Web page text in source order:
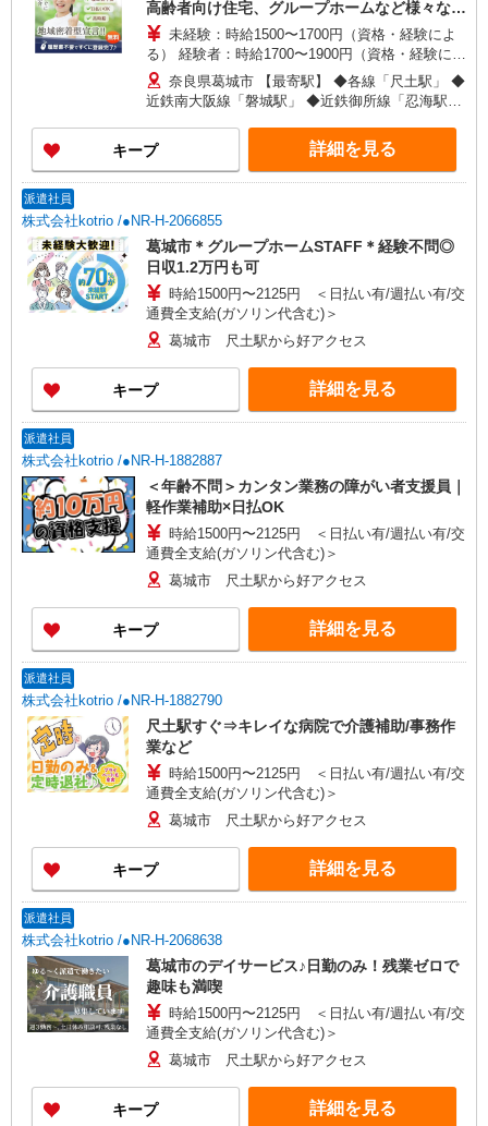
高齢者向け住宅、グループホームなど様々な勤
務先から選べます。
未経験：時給1500〜1700円（資格・経験によ
る） 経験者：時給1700〜1900円（資格・経験によ
る） ◎月収例 時給1900円×1日8時間×22日（週5
日）＝33万4400円 ◆昇給あり ◆支払い方法 ※日
払い/週払い/月払い対応も可能です。詳しくは面談
時にご相談ください。 ◆交通費：別途全額支給 ※
当社規定あり
奈良県葛城市 【最寄駅】 ◆各線「尺土駅」 ◆
近鉄南大阪線「磐城駅」 ◆近鉄御所線「忍海駅」
キープ 詳細を見る
派遣社員
株式会社kotrio /●NR-H-2066855
葛城市＊グループホームSTAFF＊経験不問◎
日収1.2万円も可
時給1500円〜2125円 ＜日払い有/週払い有/交
通費全支給(ガソリン代含む)＞
葛城市 尺土駅から好アクセス
キープ 詳細を見る
派遣社員
株式会社kotrio /●NR-H-1882887
＜年齢不問＞カンタン業務の障がい者支援員｜
軽作業補助×日払OK
時給1500円〜2125円 ＜日払い有/週払い有/交
通費全支給(ガソリン代含む)＞
葛城市 尺土駅から好アクセス
キープ 詳細を見る
派遣社員
株式会社kotrio /●NR-H-1882790
尺土駅すぐ⇒キレイな病院で介護補助/事務作
業など
時給1500円〜2125円 ＜日払い有/週払い有/交
通費全支給(ガソリン代含む)＞
葛城市 尺土駅から好アクセス
キープ 詳細を見る
派遣社員
株式会社kotrio /●NR-H-2068638
葛城市のデイサービス♪日勤のみ！残業ゼロで
趣味も満喫
時給1500円〜2125円 ＜日払い有/週払い有/交
通費全支給(ガソリン代含む)＞
葛城市 尺土駅から好アクセス
キープ 詳細を見る